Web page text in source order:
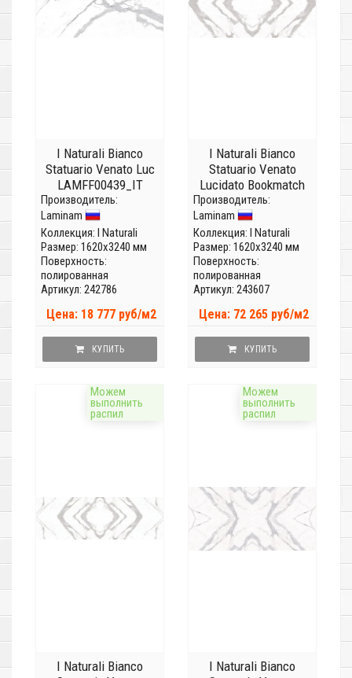
I Naturali Bianco
Statuario Venato Luc
LAMFF00439_IT
(Толщина 5,6 мм)
Производитель:
Laminam
Коллекция: I Naturali
Размер: 1620x3240 мм
Поверхность:
полированная
Артикул: 242786
Цена: 18 777 руб/м2
КУПИТЬ
I Naturali Bianco
Statuario Venato
Lucidato Bookmatch
face A
LAMFFM0010_IT
(Толщина 12 мм)
Производитель:
Laminam
Коллекция: I Naturali
Размер: 1620x3240 мм
Поверхность:
полированная
Артикул: 243607
Цена: 72 265 руб/м2
КУПИТЬ
Можем
выполнить
распил
I Naturali Bianco
Можем
выполнить
распил
I Naturali Bianco